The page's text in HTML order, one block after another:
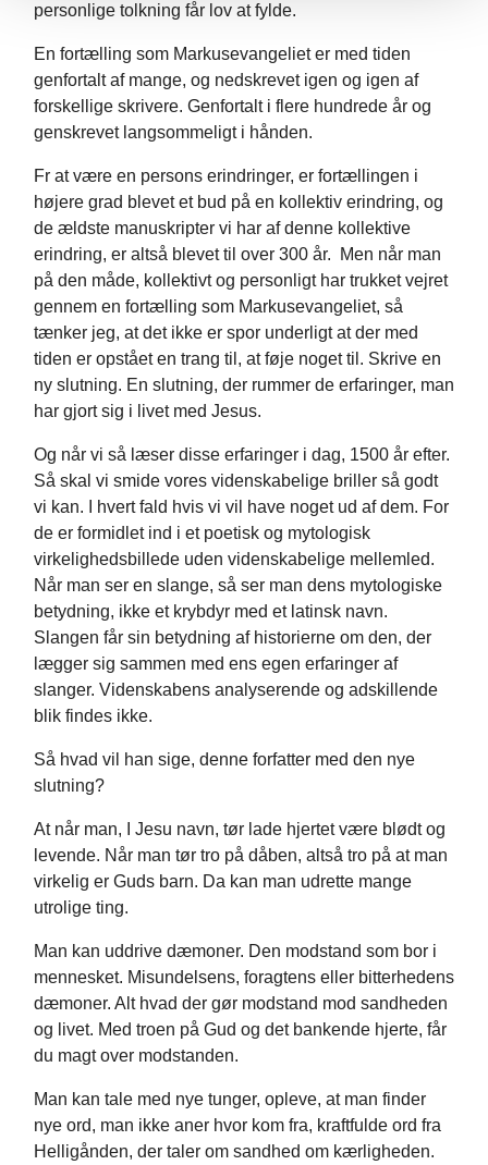
personlige tolkning får lov at fylde.
En fortælling som Markusevangeliet er med tiden
genfortalt af mange, og nedskrevet igen og igen af
forskellige skrivere. Genfortalt i flere hundrede år og
genskrevet langsommeligt i hånden.
Fr at være en persons erindringer, er fortællingen i
højere grad blevet et bud på en kollektiv erindring, og
de ældste manuskripter vi har af denne kollektive
erindring, er altså blevet til over 300 år. Men når man
på den måde, kollektivt og personligt har trukket vejret
gennem en fortælling som Markusevangeliet, så
tænker jeg, at det ikke er spor underligt at der med
tiden er opstået en trang til, at føje noget til. Skrive en
ny slutning. En slutning, der rummer de erfaringer, man
har gjort sig i livet med Jesus.
Og når vi så læser disse erfaringer i dag, 1500 år efter.
Så skal vi smide vores videnskabelige briller så godt
vi kan. I hvert fald hvis vi vil have noget ud af dem. For
de er formidlet ind i et poetisk og mytologisk
virkelighedsbillede uden videnskabelige mellemled.
Når man ser en slange, så ser man dens mytologiske
betydning, ikke et krybdyr med et latinsk navn.
Slangen får sin betydning af historierne om den, der
lægger sig sammen med ens egen erfaringer af
slanger. Videnskabens analyserende og adskillende
blik findes ikke.
Så hvad vil han sige, denne forfatter med den nye
slutning?
At når man, I Jesu navn, tør lade hjertet være blødt og
levende. Når man tør tro på dåben, altså tro på at man
virkelig er Guds barn. Da kan man udrette mange
utrolige ting.
Man kan uddrive dæmoner. Den modstand som bor i
mennesket. Misundelsens, foragtens eller bitterhedens
dæmoner. Alt hvad der gør modstand mod sandheden
og livet. Med troen på Gud og det bankende hjerte, får
du magt over modstanden.
Man kan tale med nye tunger, opleve, at man finder
nye ord, man ikke aner hvor kom fra, kraftfulde ord fra
Helligånden, der taler om sandhed om kærligheden.